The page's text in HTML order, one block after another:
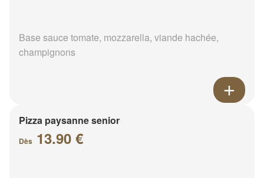
Base sauce tomate, mozzarella, viande hachée,
champignons
Pizza paysanne senior
Dès 13.90 €